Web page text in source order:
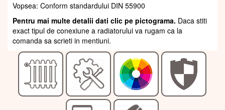
Vopsea: Conform standardului DIN 55900
Pentru mai multe detalii dati clic pe pictograma. Daca stiti
exact tipul de conexiune a radiatorului va rugam ca la
comanda sa scrieti in mentiuni.